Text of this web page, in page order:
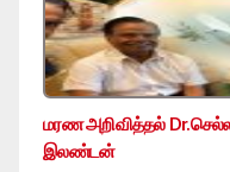
மரண அறிவித்தல்
இலண்டன்